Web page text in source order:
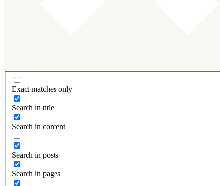
Exact matches only
Search in title
Search in content
Search in posts
Search in pages